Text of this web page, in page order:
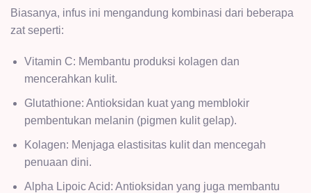
Biasanya, infus ini mengandung kombinasi dari beberapa
zat seperti:
Vitamin C: Membantu produksi kolagen dan
mencerahkan kulit.
Glutathione: Antioksidan kuat yang memblokir
pembentukan melanin (pigmen kulit gelap).
Kolagen: Menjaga elastisitas kulit dan mencegah
penuaan dini.
Alpha Lipoic Acid: Antioksidan yang juga membantu